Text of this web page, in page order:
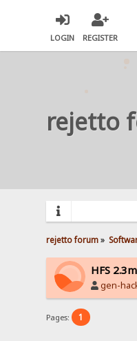
LOGIN REGISTER
rejetto
rejetto forum»
HFS 2.3m
gen-
Pages: 1